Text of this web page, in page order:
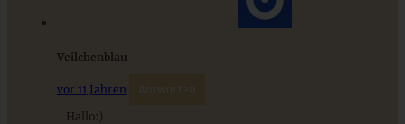
Vollkornbrötchen mit Knusperkruste
Veilchenblau
vor 11 Jahren Antworten
Hallo:)